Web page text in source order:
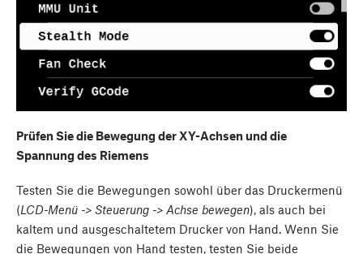
Prüfen Sie die Bewegung der XY-Achsen und die
Spannung des Riemens
Testen Sie die Bewegungen sowohl über das Druckermenü
(LCD-Menü -> Steuerung -> Achse bewegen), als auch bei
kaltem und ausgeschaltetem Drucker von Hand. Wenn Sie
die Bewegungen von Hand testen, testen Sie beide